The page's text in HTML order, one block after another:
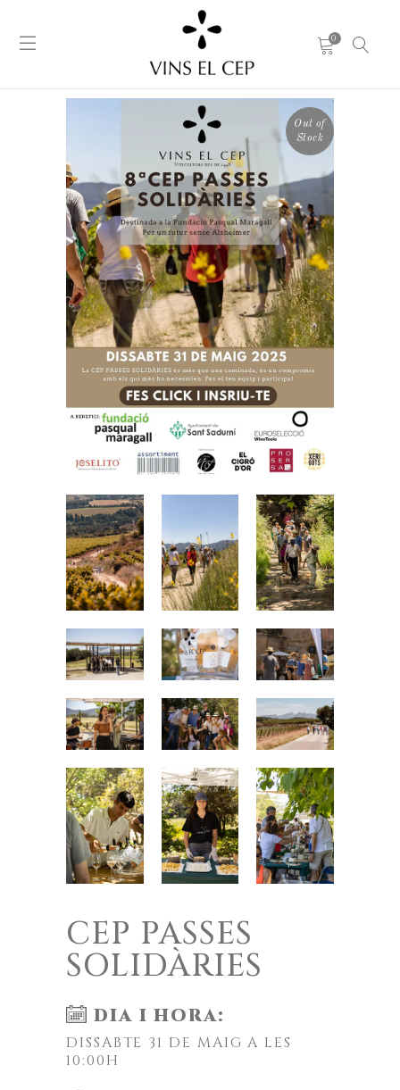
0
Out of
Stock
CEP PASSES
SOLIDÀRIES
DIA I HORA:
DISSABTE 31 DE MAIG A LES
10:00H